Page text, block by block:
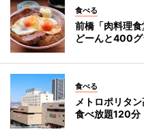
食べる
前橋「肉料理
どーんと400グ
食べる
メトロポリタ
食べ放題120分